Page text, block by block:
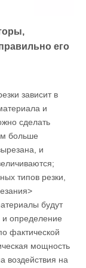
его
зависит в
и
сделать
больше
и
типов резки,
будут
и определение
фактической
мощность
воздействия на